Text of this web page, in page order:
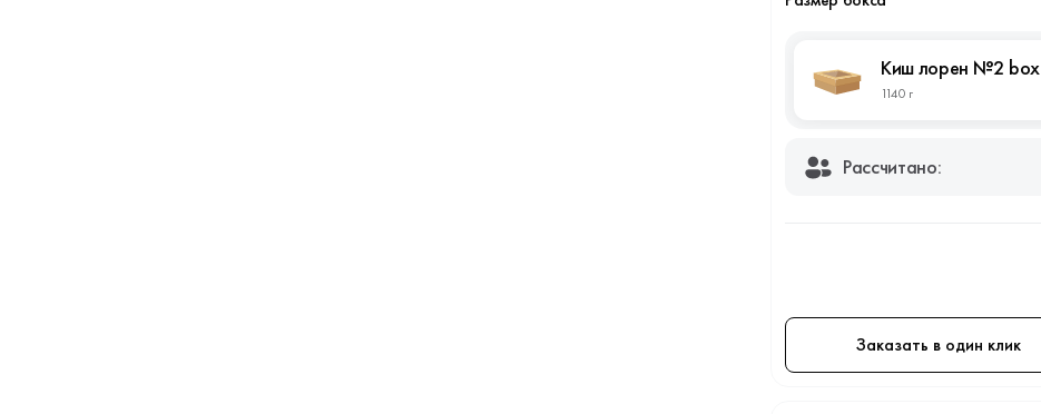
Киш лорен №2 box
1140 г
Рассчитано:
Заказать в один клик